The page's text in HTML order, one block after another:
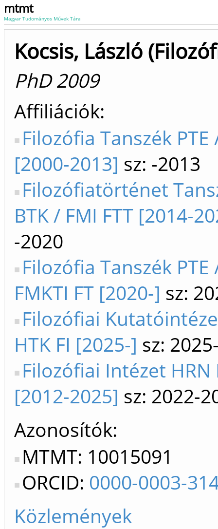
mtmt
Magyar Tudományos Művek Tára
Kocsis, László
PhD 2009
Affiliációk
Filozófia Tanszék PTE
[2000-2013] sz: -2013
Filozófiatörténet
BTK / FMI FTT [2014-
-2020
Filozófia Tanszék PTE
FMKTI FT [2020-] sz:
Filozófiai
HTK FI [2025-] sz:
Filozófiai Intézet HRN
[2012-2025] sz: 2022-
Azonosítók
MTMT: 10015091
ORCID: 0000-0003-
Közlemények